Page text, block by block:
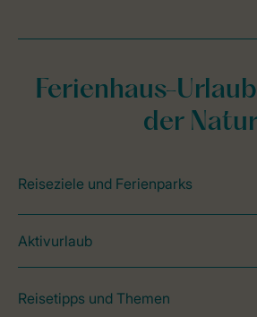
Ferienhaus-
der
Reiseziele und Ferienparks
Aktivurlaub
Reisetipps und Themen